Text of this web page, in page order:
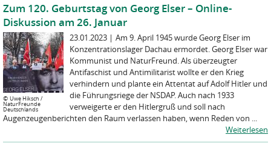
Zum 120. Geburtstag von Georg Elser – Online-
Diskussion am 26. Januar
© Uwe Hiksch /
NaturFreunde
Deutschlands
23.01.2023 | Am 9. April 1945 wurde Georg Elser im
Konzentrationslager Dachau ermordet. Georg Elser war
Kommunist und NaturFreund. Als überzeugter
Antifaschist und Antimilitarist wollte er den Krieg
verhindern und plante ein Attentat auf Adolf Hitler und
die Führungsriege der NSDAP. Auch nach 1933
verweigerte er den Hitlergruß und soll nach
Augenzeugenberichten den Raum verlassen haben, wenn Reden von ...
Weiterlesen